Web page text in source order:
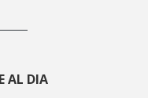
AL DIA